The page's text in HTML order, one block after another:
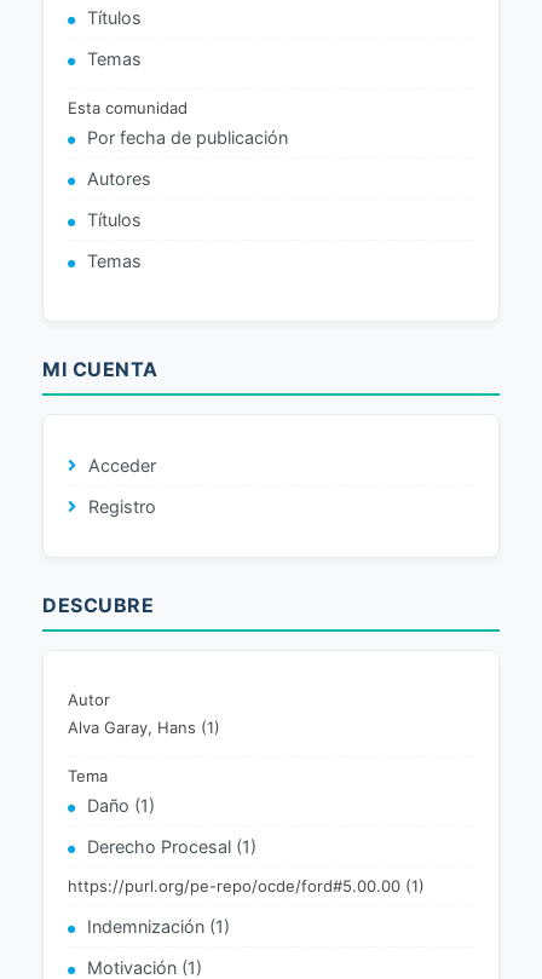
Títulos
Temas
Esta comunidad
Por fecha de publicación
Autores
Títulos
Temas
MI CUENTA
Acceder
Registro
DESCUBRE
Autor
Alva Garay, Hans (1)
Tema
Daño (1)
Derecho Procesal (1)
https://purl.org/pe-repo/ocde/ford#5.00.00 (1)
Indemnización (1)
Motivación (1)